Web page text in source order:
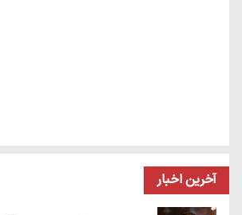
آخرین اخبار